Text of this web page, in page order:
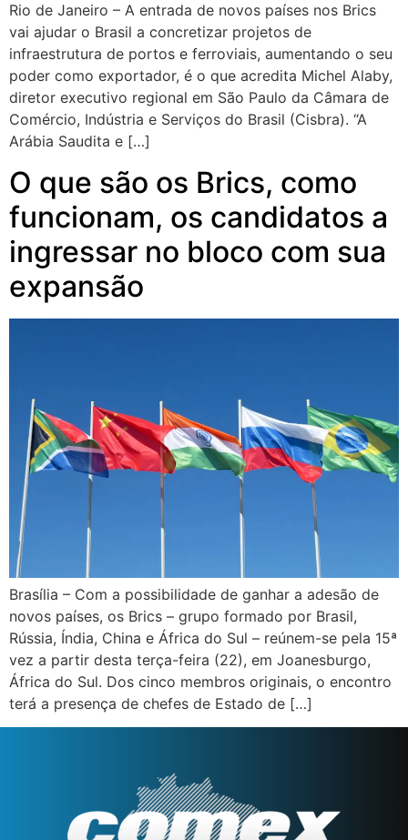
Rio de Janeiro – A entrada de novos países nos Brics
vai ajudar o Brasil a concretizar projetos de
infraestrutura de portos e ferroviais, aumentando o seu
poder como exportador, é o que acredita Michel Alaby,
diretor executivo regional em São Paulo da Câmara de
Comércio, Indústria e Serviços do Brasil (Cisbra). “A
Arábia Saudita e […]
O que são os Brics, como
funcionam, os candidatos a
ingressar no bloco com sua
expansão
Brasília – Com a possibilidade de ganhar a adesão de
novos países, os Brics – grupo formado por Brasil,
Rússia, Índia, China e África do Sul – reúnem-se pela 15ª
vez a partir desta terça-feira (22), em Joanesburgo,
África do Sul. Dos cinco membros originais, o encontro
terá a presença de chefes de Estado de […]